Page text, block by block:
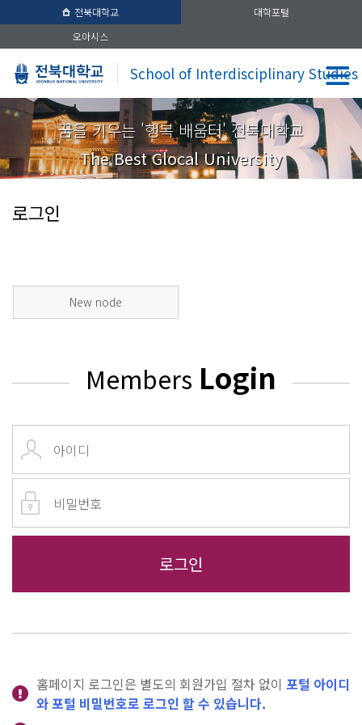
전북대학교
대학포털
오아시스
School of Interdisciplinary Studies
꿈을 키우는 '행복 배움터' 전북대학교
The Best Glocal University
로그인
New node
Members Login
홈페이지 로그인은 별도의 회원가입 절차 없이 포털 아이디
와 포털 비밀번호로 로그인 할 수 있습니다.